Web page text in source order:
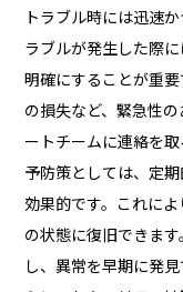
トラブル時には迅速
ラブルが発生した際
明確にすることが重
の損失など、緊急性
ートチームに連絡を取
予防策としては、定
効果的です。これに
の状態に復旧できま
し、異常を早期に発